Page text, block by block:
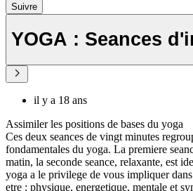
Suivre
YOGA : Seances
il y a 18 ans
Assimiler les positions de bases du yoga
Ces deux seances de vingt minutes
fondamentales du yoga. La premiere
matin, la seconde seance, relaxante, est
yoga a le privilege de vous impliquer
etre : physique, energetique, mentale et